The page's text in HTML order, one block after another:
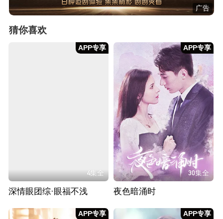
广告
猜你喜欢
APP专享
4集全
深情眼团综·眼福不浅
APP专享
30集全
夜色暗涌时
APP专享 APP专享